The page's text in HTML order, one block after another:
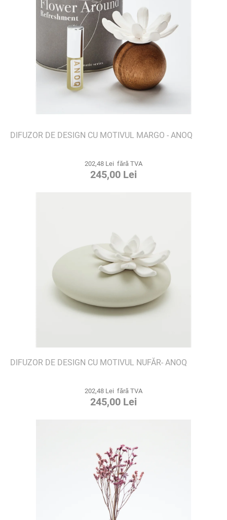
DIFUZOR DE DESIGN CU MOTIVUL MARGO - ANOQ
202,48 Lei fără TVA
245,00 Lei
DIFUZOR DE DESIGN CU MOTIVUL NUFĂR- ANOQ
202,48 Lei fără TVA
245,00 Lei